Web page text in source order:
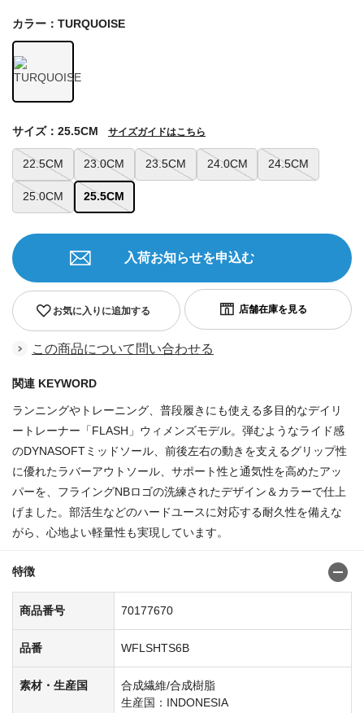
カラー：TURQUOISE
22.5CM 23.0CM 23.5CM 24.0CM 24.5CM
25.0CM 25.5CM
サイズ：25.5CM サイズガイドはこちら
お気に入りに追加する
入荷お知らせを申込む
この商品について問い合わせる
関連 KEYWORD
ランニングやトレーニング、普段履きにも使える多目的なデイリ
ートレーナー「FLASH」ウィメンズモデル。弾むようなライド感
のDYNASOFTミッドソール、前後左右の動きを支えるグリップ性
に優れたラバーアウトソール、サポート性と通気性を高めたアッ
パーを、フライングNBロゴの洗練されたデザイン＆カラーで仕上
げました。部活生などのハードユースに対応する耐久性を備えな
がら、心地よい軽量性も実現しています。
特徴
商品番号 70177670
品番 WFLSHTS6B
素材・生産国
合成繊維/合成樹脂
生産国：INDONESIA